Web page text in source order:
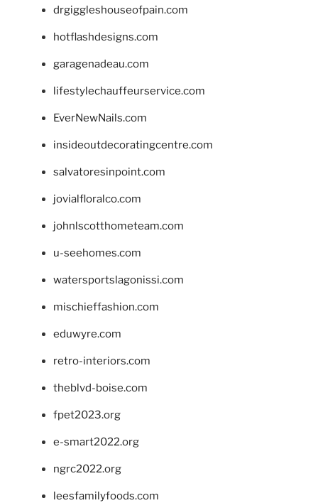
drgiggleshouseofpain.com
hotflashdesigns.com
garagenadeau.com
lifestylechauffeurservice.com
EverNewNails.com
insideoutdecoratingcentre.com
salvatoresinpoint.com
jovialfloralco.com
johnlscotthometeam.com
u-seehomes.com
watersportslagonissi.com
mischieffashion.com
eduwyre.com
retro-interiors.com
theblvd-boise.com
fpet2023.org
e-smart2022.org
ngrc2022.org
leesfamilyfoods.com